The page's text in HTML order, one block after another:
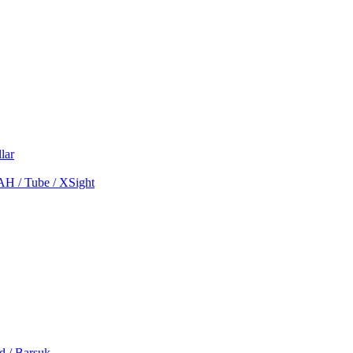
/ Tube / XSight